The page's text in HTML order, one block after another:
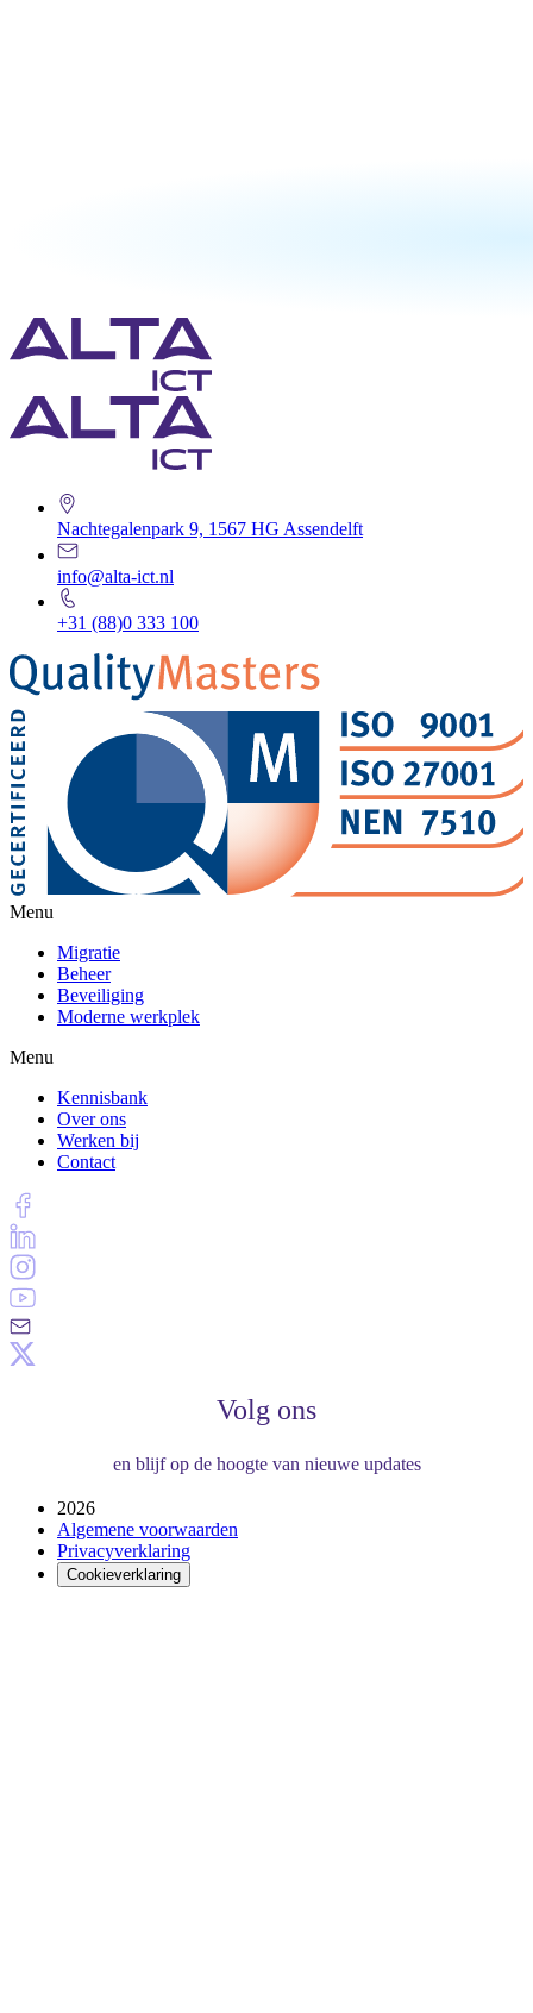
Nachtegalenpark 9, 1567 HG Assendelft
info@alta-ict.nl
+31 (88)0 333 100
Menu
Migratie
Beheer
Beveiliging
Moderne werkplek
Menu
Kennisbank
Over ons
Werken bij
Contact
Volg ons
en blijf op de hoogte van nieuwe updates
2026
Algemene voorwaarden
Privacyverklaring
Cookieverklaring